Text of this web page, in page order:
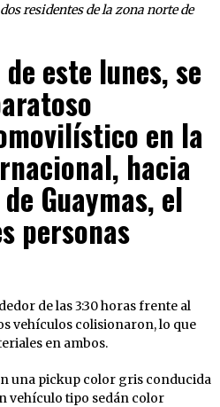
residentes de la zona norte de
este lunes, se
en la
hacia
Guaymas, el
personas
de las 3:30 horas frente al
vehículos colisionaron, lo que
en ambos.
una pickup color gris conducida
vehículo tipo sedán color